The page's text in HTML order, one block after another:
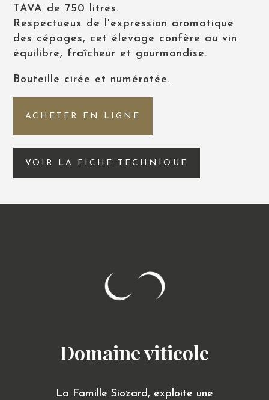
TAVA de 750 litres.
Respectueux de l'expression aromatique
des cépages, cet élevage confère au vin
équilibre, fraîcheur et gourmandise.
Bouteille cirée et numérotée.
ACHETER EN LIGNE
VOIR LA FICHE TECHNIQUE
Domaine viticole
La Famille Siozard, exploite une